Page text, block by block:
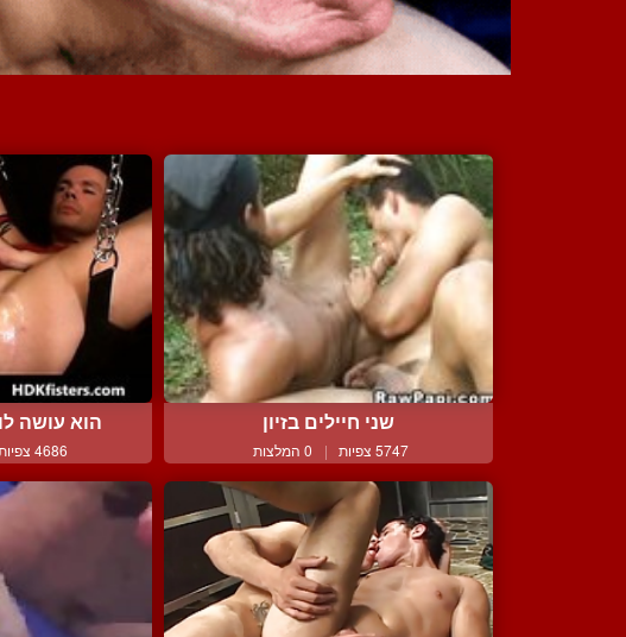
שני חיילים בזיון
5747 צפיות | 0 המלצות
הוא עושה
4686 צפיות